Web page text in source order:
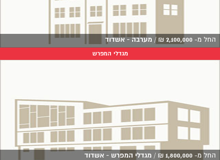
החל מ- 2,100,000
₪
/ מערבה - אשדוד
מגדלי המפרש
החל מ- 1,800,000
₪
/ מגדלי המפרש - אשדוד